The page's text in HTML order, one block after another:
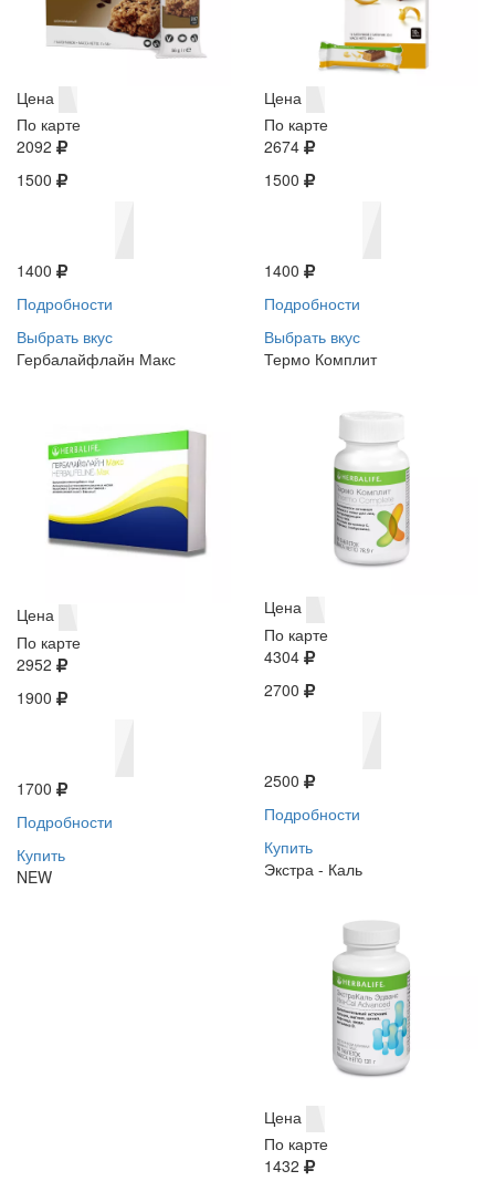
Цена
По карте
2092
1500
1400
Подробности
Выбрать вкус
Цена
По карте
2674
1500
1400
Подробности
Выбрать вкус
Гербалайфлайн Макс
Цена
По карте
2952
1900
1700
Подробности
Купить
NEW
Термо Комплит
Цена
По карте
4304
2700
2500
Подробности
Купить
Экстра - Каль
Цена
По карте
1432